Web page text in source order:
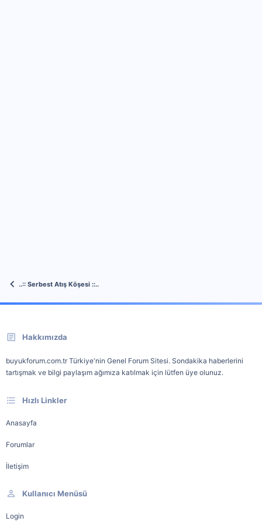
..:: Serbest Atış Köşesi ::..
Hakkımızda
buyukforum.com.tr Türkiye'nin Genel Forum Sitesi. Sondakika haberlerini
tartışmak ve bilgi paylaşım ağımıza katılmak için lütfen üye olunuz.
Hızlı Linkler
Anasayfa
Forumlar
İletişim
Kullanıcı Menüsü
Login